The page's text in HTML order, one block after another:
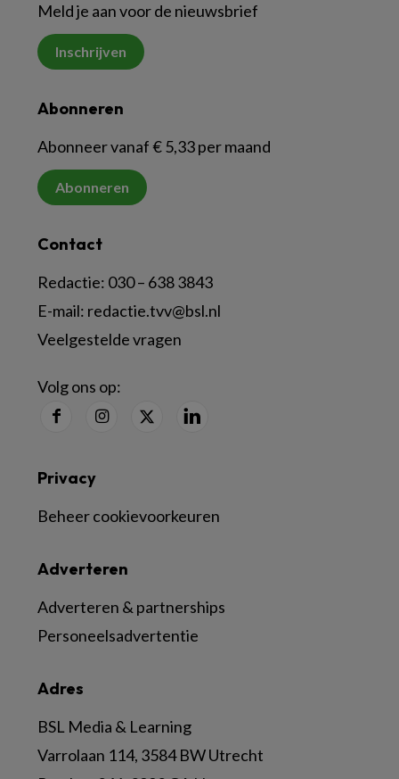
Meld je aan voor de nieuwsbrief
Inschrijven
Abonneren
Abonneer vanaf € 5,33 per maand
Abonneren
Contact
Redactie: 030 – 638 3843
E-mail: redactie.tvv@bsl.nl
Veelgestelde vragen
Volg ons op:
Adres
BSL Media & Learning
Varrolaan 114, 3584 BW Utrecht
Adverteren
Adverteren & partnerships
Personeelsadvertentie
Privacy
Beheer cookievoorkeuren